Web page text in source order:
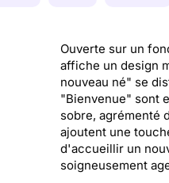
Ouverte sur un
affiche un design
nouveau né" se
"Bienvenue" sont
sobre, agrémenté
ajoutent une
d'accueillir un
soigneusement